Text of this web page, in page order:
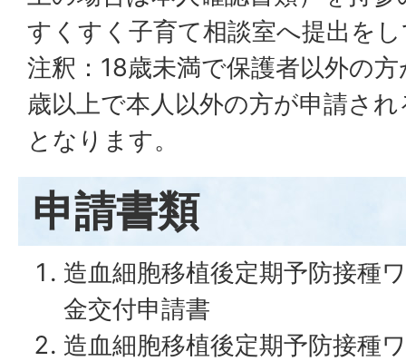
すくすく子育て相談室へ提出を
注釈：18歳未満で保護者以外の
歳以上で本人以外の方が申請さ
となります。
申請書類
造血細胞移植後定期予防接種
金交付申請書
造血細胞移植後定期予防接種